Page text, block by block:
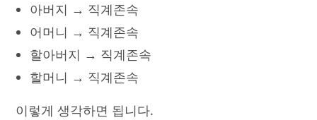
아버지 → 직계존속
어머니 → 직계존속
할아버지 → 직계존속
할머니 → 직계존속
이렇게 생각하면 됩니다.